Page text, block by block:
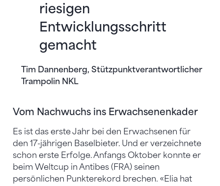
Tim Dannenberg, Stützpunktverantwortlicher
Trampolin NKL
riesigen
Entwicklungsschritt
gemacht
Vom Nachwuchs ins Erwachsenenkader
Es ist das erste Jahr bei den Erwachsenen für
den 17-jährigen Baselbieter. Und er verzeichnete
schon erste Erfolge. Anfangs Oktober konnte er
beim Weltcup in Antibes (FRA) seinen
persönlichen Punkterekord brechen. «Elia hat